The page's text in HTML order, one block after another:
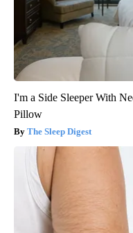
I'm a Side Sleeper With
Pillow
The Sleep Digest